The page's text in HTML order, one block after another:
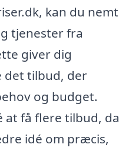
kan du nemt
tjenester fra
giver dig
det tilbud, der
og budget.
at få flere tilbud, da
idé om præcis,